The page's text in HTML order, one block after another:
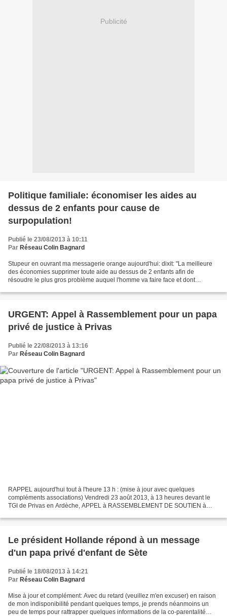
Publicité
Politique familiale: économiser les aides au
dessus de 2 enfants pour cause de
surpopulation!
Publié le 23/08/2013 à 10:11
Par Réseau Colin Bagnard
Stupeur en ouvrant ma messagerie orange aujourd'hui: dixit: "La meilleure
des économies supprimer toute aide au dessus de 2 enfants afin de
résoudre le plus gros problème auquel l'homme va faire face et dont
URGENT: Appel à Rassemblement pour un papa
privé de justice à Privas
Publié le 22/08/2013 à 13:16
Par Réseau Colin Bagnard
RAPPEL aujourd'hui tout à l'heure 13 h : (mise à jour avec quelques
compléments associations) Vendredi 23 août 2013, à 13 heures devant le
TGI de Privas en Ardèche, APPEL à RASSEMBLEMENT DE SOUTIEN à
Le président Hollande répond à un message
d'un papa privé d'enfant de Sète
Publié le 18/08/2013 à 14:21
Par Réseau Colin Bagnard
Mise à jour et complément: Avec du retard (veuillez m'en excuser) en raison
de mon indisponibilité pendant quelques temps, je prends néanmoins un
peu de temps pour rattrapper quelques informations de la co-parentalité